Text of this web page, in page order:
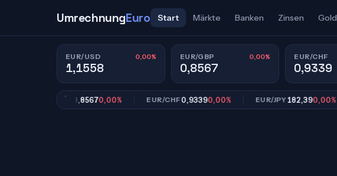
UmrechnungEuro Start Märkte Banken Zinsen Gold
EUR/USD 0,00%
1,1558
EUR/GBP 0,00%
0,8567
EUR/CHF
0,9339
0,85670,00% EUR/CHF0,93390,00% EUR/JPY182,390,00%